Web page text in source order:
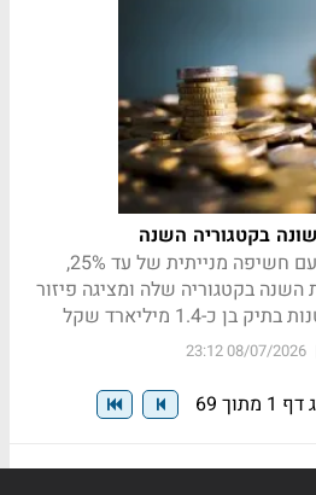
קרן משולבת אג"ח ומניות עם חשיפה מנייתית של עד 25%,
בקטגוריה שלה ומציגה פיזור
כ-1.4 מיליארד שקל
08/07/2026 23:12
מתוך 69